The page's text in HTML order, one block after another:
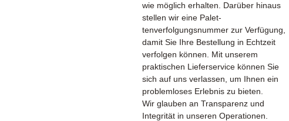
wie möglich erhalten. Darüber hinaus
stellen wir eine Palet­
tenverfolgungsnummer zur Verfügung,
damit Sie Ihre Bestellung in Echtzeit
verfolgen können. Mit unserem
praktischen Lieferservice können Sie
sich auf uns verlassen, um Ihnen ein
problemloses Erlebnis zu bieten.
Wir glauben an Transparenz und
Integrität in unseren Operationen.